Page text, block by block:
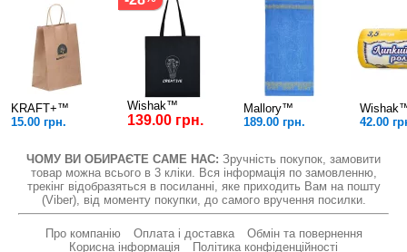
KRAFT+™
15.00 грн.
Wishak™
139.00 грн.
Mallory™
189.00 грн.
42.00
ЧОМУ ВИ ОБИРАЄТЕ САМЕ НАС: Зручність покупок, замовити
товар можна всього в 3 кліки. Вся інформація по замовленню,
трекінг відобразяться в посиланні, яке приходить Вам на пошту
(Viber), від моменту покупки, до самого вручення посилки.
Про компанію Оплата і доставка
Обмін та повернення
Корисна інформація
Політика конфіденційності